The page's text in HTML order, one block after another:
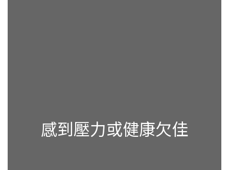
感到壓力或健康欠佳